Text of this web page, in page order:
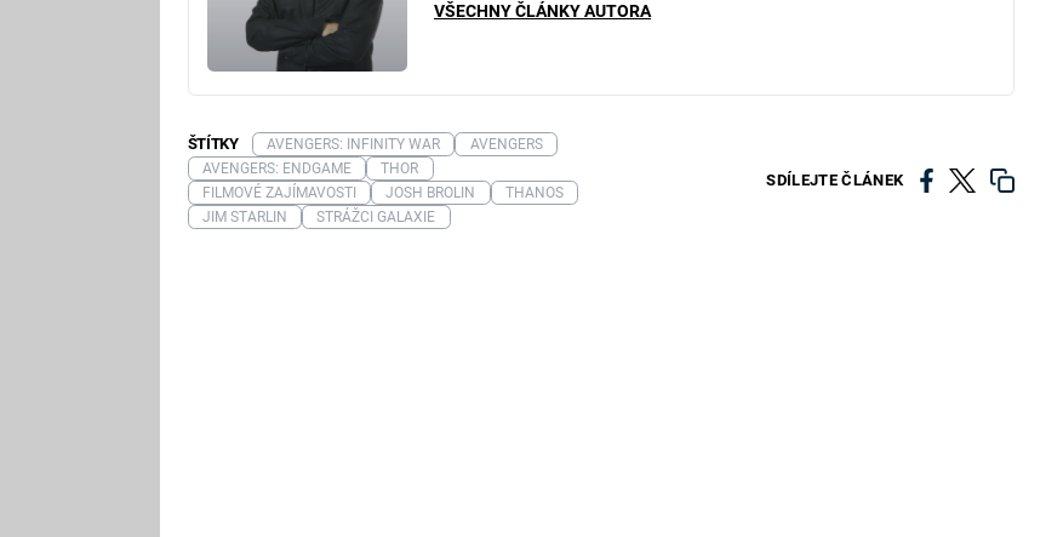
VŠECHNY ČLÁNKY AUTORA
SDÍLEJTE ČLÁNEK
ŠTÍTKY AVENGERS: INFINITY WAR
AVENGERS
AVENGERS: ENDGAME
THOR
FILMOVÉ ZAJÍMAVOSTI
JOSH BROLIN
THANOS
JIM STARLIN
STRÁŽCI GALAXIE